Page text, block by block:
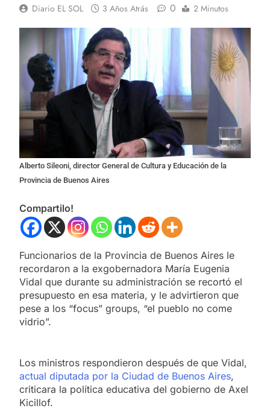
Diario EL SOL 3 Años Atrás 0 2 Minutos
Alberto Sileoni, director General de Cultura y Educación de la
Provincia de Buenos Aires
Compartilo!
Funcionarios de la Provincia de Buenos Aires le
recordaron a la exgobernadora María Eugenia
Vidal que durante su administración se recortó el
presupuesto en esa materia, y le advirtieron que
pese a los “focus” groups, “el pueblo no come
vidrio”.
Los ministros respondieron después de que Vidal,
actual diputada por la Ciudad de Buenos Aires,
criticara la política educativa del gobierno de Axel
Kicillof.